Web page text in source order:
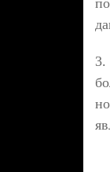
3.